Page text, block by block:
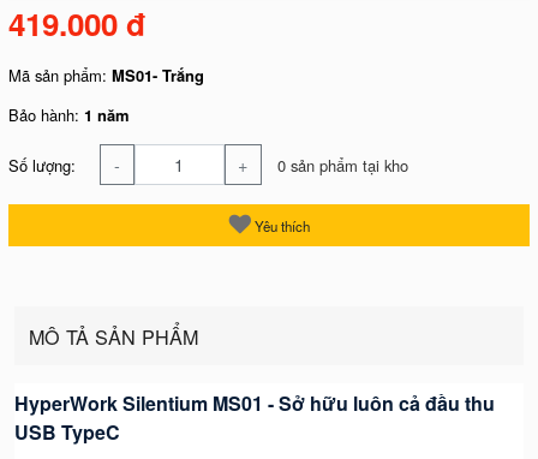
419.000 đ
Mã sản phẩm:MS01- Trắng
Bảo hành:1 năm
Số lượng: - + 0 sản phẩm tại kho
Yêu thích
MÔ TẢ SẢN PHẨM
HyperWork Silentium MS01 - Sở hữu luôn cả đầu thu
USB TypeC